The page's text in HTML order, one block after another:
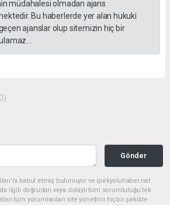
müdahalesi olmadan ajans
Bu haberlerde yer alan hukuki
ajanslar olup sitemizin hiç bir
Gönder
kabul etmiş bulunuyor ve ipekyoluhaber.net
ilgili doğrudan veya dolaylı tüm sorumluluğu tek
tüm yorumlardan site yönetimi hiçbir şekilde